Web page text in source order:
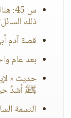
س
ذلك
قصة آدم
بعد عام
حديث
ﷺ أشدَّ
النسمة